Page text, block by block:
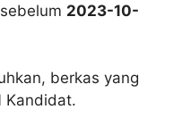
2023-10-
berkas yang
Kandidat.